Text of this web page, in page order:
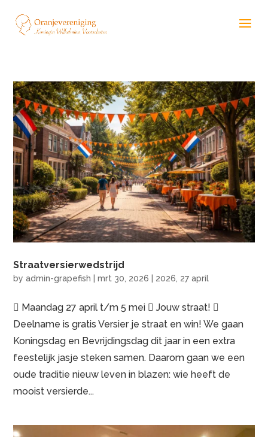
Straatversierwedstrijd
byadmin-grapefish |mrt 30, 2026 2026 27 april
 Maandag 27 april t/m 5 mei  Jouw straat! 
Deelname is gratis Versier je straat en win! We gaan
Koningsdag en Bevrijdingsdag dit jaar in een extra
feestelijk jasje steken samen. Daarom gaan we een
oude traditie nieuw leven in blazen: wie heeft de
mooist versierde...